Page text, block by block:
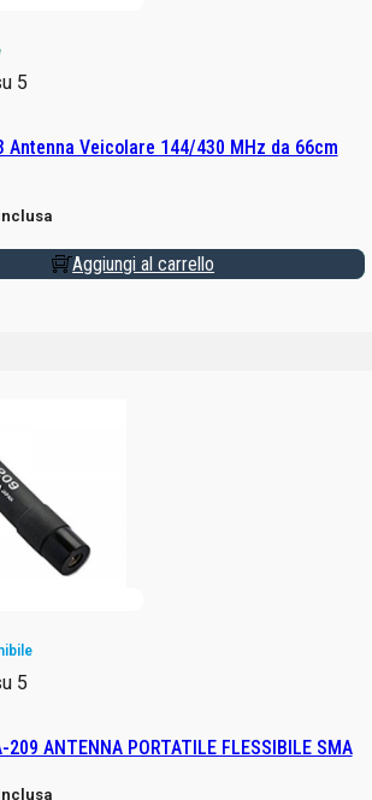
5
Antenna Veicolare 144/430 MHz da 66cm
Aggiungi al carrello
5
209 ANTENNA PORTATILE FLESSIBILE SMA